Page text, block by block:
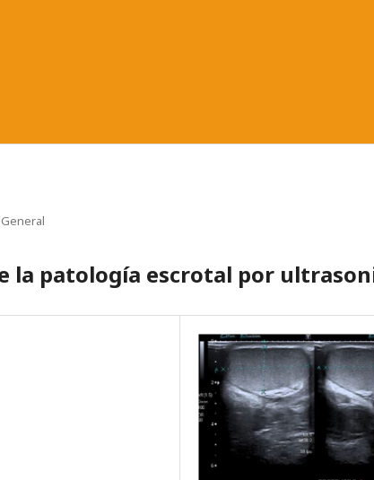
General
la patología escrotal por